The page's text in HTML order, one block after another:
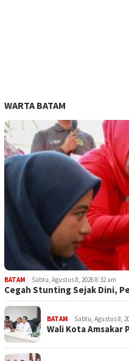
WARTA BATAM
BATAM Sabtu, Agustus 8, 2026 8:32 am
Cegah Stunting Sejak Dini,
BATAM Sabtu, Agustus 8,
Wali Kota